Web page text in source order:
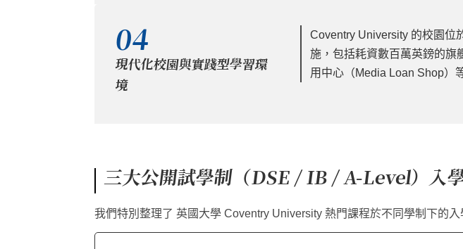
04
現代化校園與實踐型學習環
境
Coventry University 的校園位
施，包括耗資數百萬英鎊的旗
用中心（Media Loan Shop）
三大公開試學制（DSE / IB / A-Level）入
我們特別整理了 英國大學 Coventry University 熱門課程於不同學制下的